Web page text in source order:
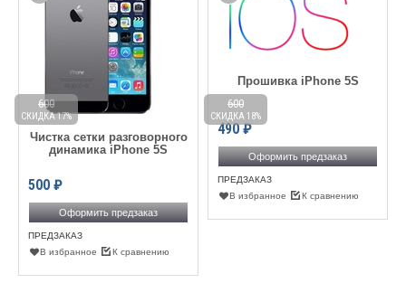
Чистка сетки разговорного
динамика iPhone 5S
500 ₽
600
СКИДКА 17%
Оформить предзаказ
ПРЕДЗАКАЗ
В избранное
К сравнению
Прошивка iPhone 5S
490 ₽
600
СКИДКА 18%
Оформить предзаказ
ПРЕДЗАКАЗ
В избранное
К сравнению